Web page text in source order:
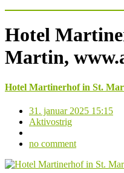
Hotel
Martin,
Hotel Martinerhof in St.
31. januar 2025 15:15
Aktivostrig
no comment